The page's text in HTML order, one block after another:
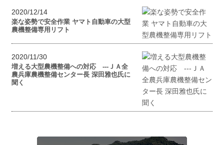
2020/12/14
楽な姿勢で安全作業 ヤマト自動車の大型
農機整備専用リフト
2020/11/30
増える大型農機整備への対応 ---ＪＡ全
農兵庫農機整備センター長 深田雅也氏に
聞く